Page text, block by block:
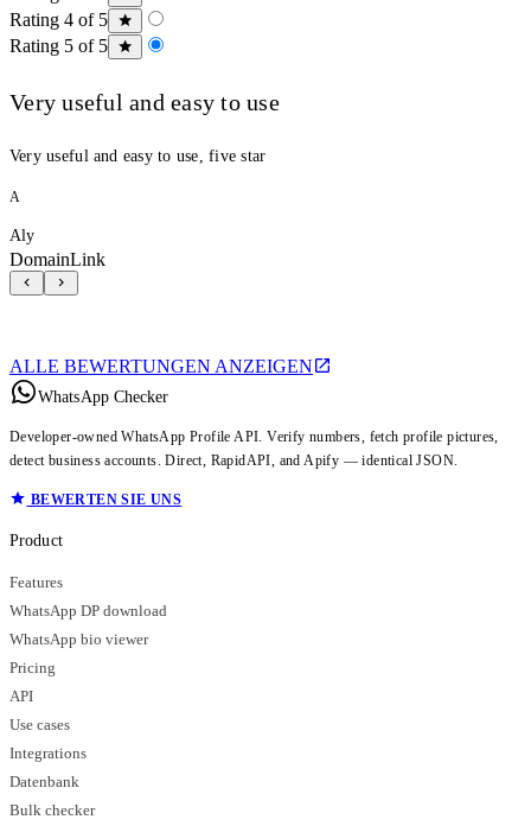
Rating 4 of 5
Rating 5 of 5
Very useful and easy to use
Very useful and easy to use, five star
A
Aly
DomainLink
ALLE BEWERTUNGEN ANZEIGEN
WhatsApp Checker
Developer-owned WhatsApp Profile API. Verify numbers, fetch profile pictures,
detect business accounts. Direct, RapidAPI, and Apify — identical JSON.
BEWERTEN SIE UNS
Product
Features
WhatsApp DP download
WhatsApp bio viewer
Pricing
API
Use cases
Integrations
Datenbank
Bulk checker